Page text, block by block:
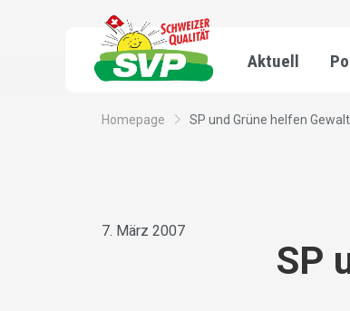
Aktuell
Homepage SP und Grüne helfen
7. März 2007
SP